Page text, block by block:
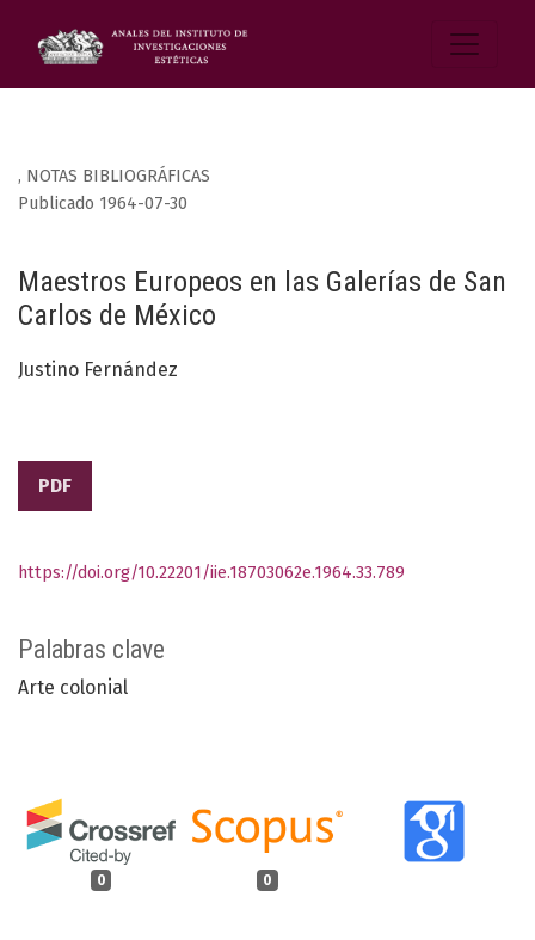
, NOTAS BIBLIOGRÁFICAS
Maestros Europeos en las Galerías de San
Carlos de México
Publicado 1964-07-30
Justino Fernández
PDF
Palabras clave
Arte colonial
0 0
https://doi.org/10.22201/iie.18703062e.1964.33.789